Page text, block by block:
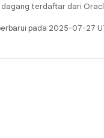
terdaftar dari
pada 2025-07-27